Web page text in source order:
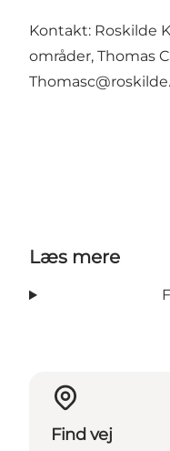
Kontakt: Roskilde
områder, Thomas
Læs mere
Find vej